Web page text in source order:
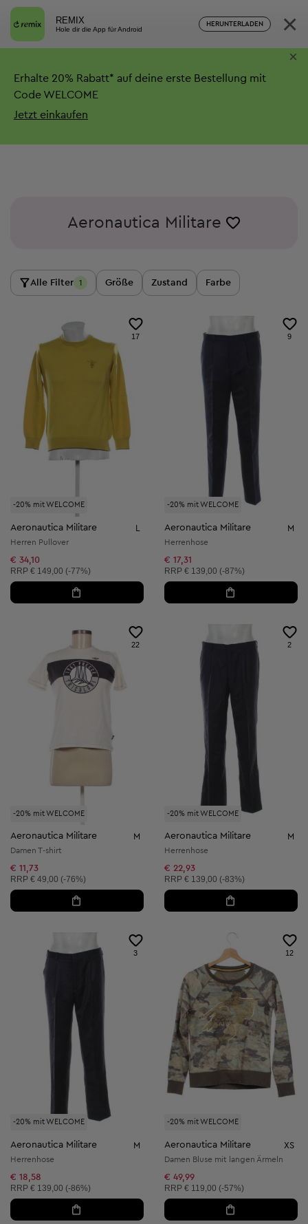
REMIX
Hole dir die App für Android
HERUNTERLADEN ×
Erhalte 20% Rabatt* auf deine erste Bestellung mit
Code WELCOME
Jetzt einkaufen
×
Aeronautica Militare
Alle Filter 1 Größe Zustand Farbe
-20% mit WELCOME
17
Aeronautica Militare
Herren Pullover
€ 34,10
Unverbindliche Preisempfehlung:
RRP € 149,00 (-77%)
-20% mit WELCOME
9
Aeronautica Militare M
Herrenhose
€ 17,31
Unverbindliche Preisempfehlung:
RRP € 139,00 (-87%)
-20% mit WELCOME
22
Aeronautica Militare M
Damen T-shirt
€ 11,73
Unverbindliche Preisempfehlung:
RRP € 49,00 (-76%)
-20% mit WELCOME
2
Aeronautica Militare M
Herrenhose
€ 22,93
Unverbindliche Preisempfehlung:
RRP € 139,00 (-83%)
-20% mit WELCOME
3
Aeronautica Militare M
Herrenhose
€ 18,58
Unverbindliche Preisempfehlung:
RRP € 139,00 (-86%)
-20% mit WELCOME
12
Aeronautica Militare XS
Damen Bluse mit langen Ärmeln
€ 49,99
Unverbindliche Preisempfehlung:
RRP € 119,00 (-57%)